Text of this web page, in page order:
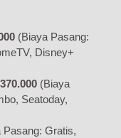
(Biaya Pasang:
Disney+
(Biaya
Seatoday,
Pasang: Gratis,